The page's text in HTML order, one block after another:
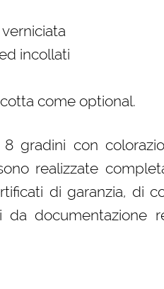
incollati
come optional.
gradini con
realizzate
di garanzia, di
documentazione